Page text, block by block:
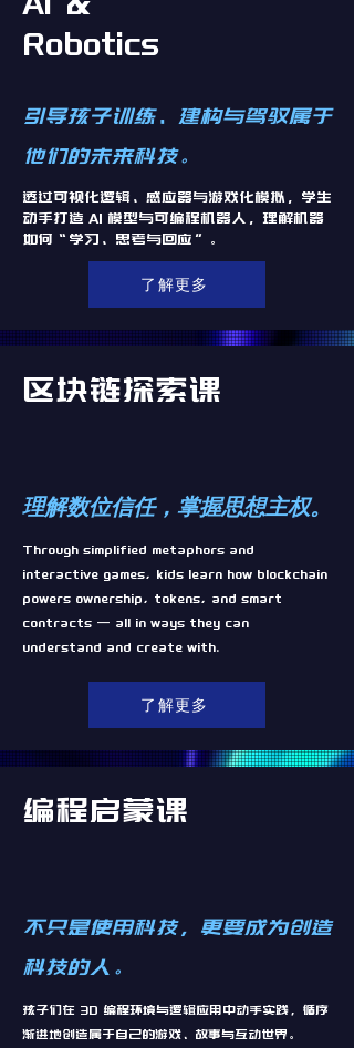
Robotics
引导孩子训练、建构与驾驭属于
他们的未来科技。
透过可视化逻辑、感应器与游戏化模拟，学生
动手打造 AI 模型与可编程机器人，理解机器
如何“学习、思考与回应”。
了解更多
区块链探索课
理解数位信任，掌握思想主权。
Through simplified metaphors and
interactive games, kids learn how blockchain
powers ownership, tokens, and smart
contracts — all in ways they can
understand and create with.
了解更多
编程启蒙课
不只是使用科技，更要成为创造
科技的人。
孩子们在 3D 编程环境与逻辑应用中动手实践，循序
渐进地创造属于自己的游戏、故事与互动世界。